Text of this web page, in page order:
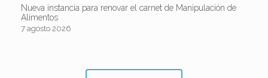
Nueva instancia para renovar el carnet de Manipulación de
Alimentos
7 agosto 2026